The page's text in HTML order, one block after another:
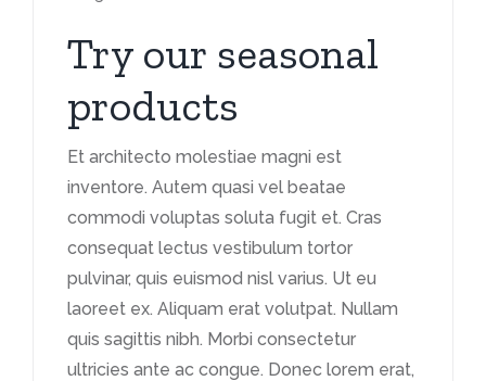
Try our seasonal
products
Et architecto molestiae magni est
inventore. Autem quasi vel beatae
commodi voluptas soluta fugit et. Cras
consequat lectus vestibulum tortor
pulvinar, quis euismod nisl varius. Ut eu
laoreet ex. Aliquam erat volutpat. Nullam
quis sagittis nibh. Morbi consectetur
ultricies ante ac congue. Donec lorem erat,